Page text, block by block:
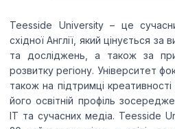
силаючи цю форму, ви
16 років, і
персональних даних з метою
нашої Політики
Teesside University – це
східної Англії, який цінується за
та досліджень, а також за
розвитку регіону. Університет
також на підтримці
його освітній профіль
ІТ та сучасних медіа. Teesside